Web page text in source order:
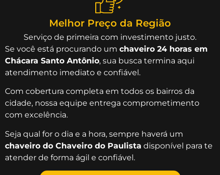
Melhor Preço da Região
Serviço de primeira com investimento justo.
Se você está procurando um chaveiro 24 horas em
Chácara Santo Antônio, sua busca termina aqui
atendimento imediato e confiável.
Com cobertura completa em todos os bairros da
cidade, nossa equipe entrega comprometimento
com excelência.
Seja qual for o dia e a hora, sempre haverá um
chaveiro do Chaveiro do Paulista disponível para te
atender de forma ágil e confiável.